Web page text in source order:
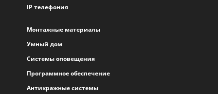
IP телефония
Монтажные материалы
Умный дом
Системы оповещения
Программное обеспечение
Антикражные системы